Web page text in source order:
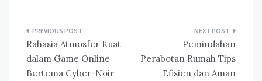
Navigasi
pos
Rahasia Atmosfer Kuat
dalam Game Online
Bertema Cyber-Noir
Pemindahan
Perabotan Rumah Tips
Efisien dan Aman